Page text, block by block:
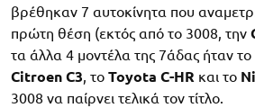
βρέθηκαν 7 αυτοκίνητα που
πρώτη θέση (εκτός από το 3008, την
τα άλλα 4 μοντέλα της 7άδας ήταν το
Citroen C3, το Toyota C-HR και το
3008 να παίρνει τελικά τον τίτλο.